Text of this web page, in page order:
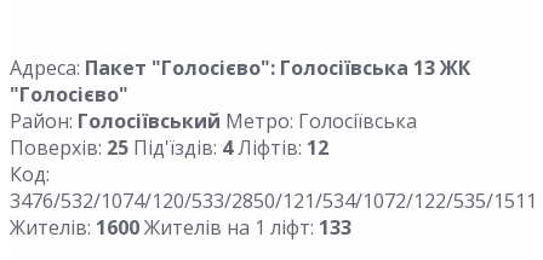
Адреса: Пакет "Голосієво": Голосіївська 13 ЖК
"Голосієво"
Район: Голосіївський Метро: Голосіївська
Поверхів: 25 Під'їздів: 4Ліфтів: 12
Код:
3476/532/1074/120/533/2850/121/534/1072/122/535/1511
Жителів: 1600Жителів на 1 ліфт: 133